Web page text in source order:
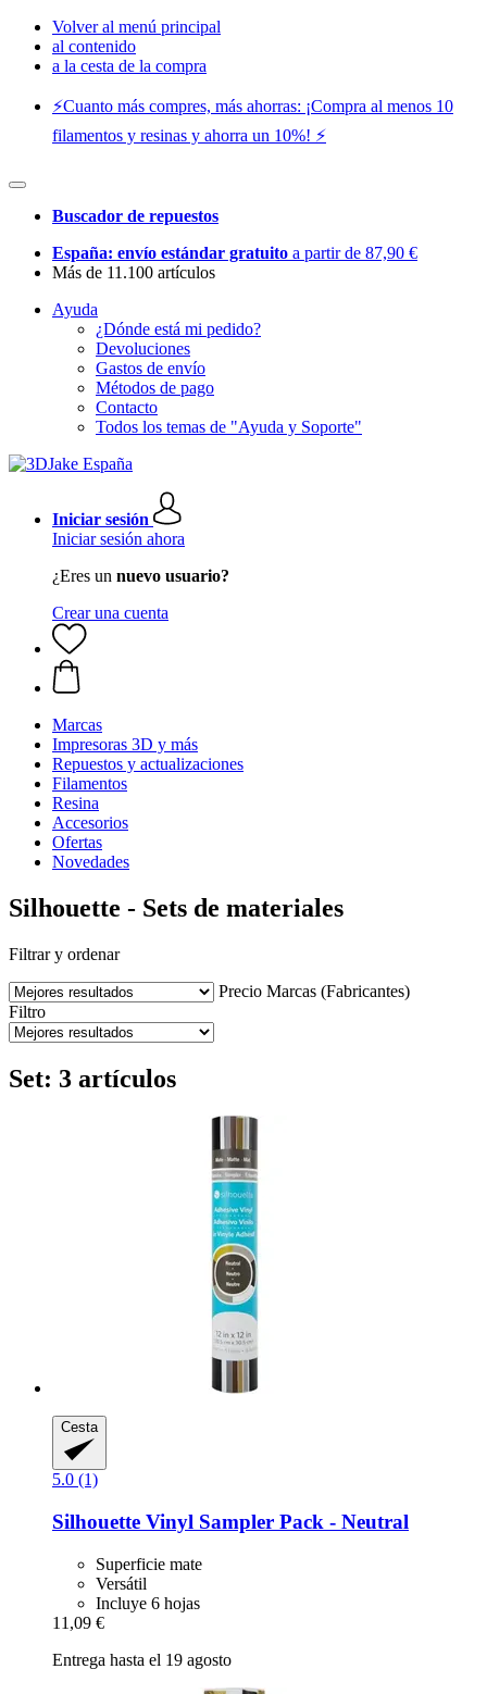
Volver al menú principal
al contenido
a la cesta de la compra
⚡️Cuanto más compres, más ahorras: ¡Compra al menos 10
filamentos y resinas y ahorra un 10%! ⚡️
Buscador de repuestos
España: envío estándar gratuito a partir de 87,90 €
Más de 11.100 artículos
Ayuda
¿Dónde está mi pedido?
Devoluciones
Gastos de envío
Métodos de pago
Contacto
Todos los temas de "Ayuda y Soporte"
Iniciar sesión
Iniciar sesión ahora
¿Eres un nuevo usuario?
Crear una cuenta
Marcas
Impresoras 3D y más
Repuestos y actualizaciones
Filamentos
Resina
Accesorios
Ofertas
Novedades
Silhouette - Sets de materiales
Filtrar y ordenar
Precio Marcas (Fabricantes)
Filtro
Set: 3 artículos
Cesta
5.0 (1)
Silhouette Vinyl Sampler Pack -​ Neutral
Superficie mate
Versátil
Incluye 6 hojas
11,09 €
Entrega hasta el 19 agosto